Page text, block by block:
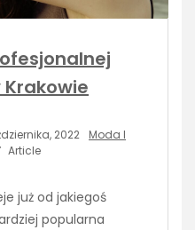
2022
Moda I
Article
już od jakiegoś
popularna